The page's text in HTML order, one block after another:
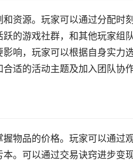
资源。玩家可以通过分配时
的游戏社群，和其他玩家组
响，玩家可以根据自身实力
适的活动主题及加入团队协
物品的价格。玩家可以通过
。可以通过交易诀窍进步变